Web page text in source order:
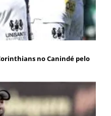
no Canindé pelo